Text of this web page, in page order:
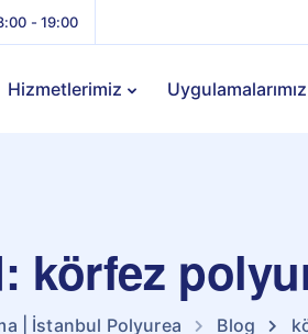
- 19:00
Hizmetlerimiz Uygulamalarımız
| İstanbul Polyurea Blog